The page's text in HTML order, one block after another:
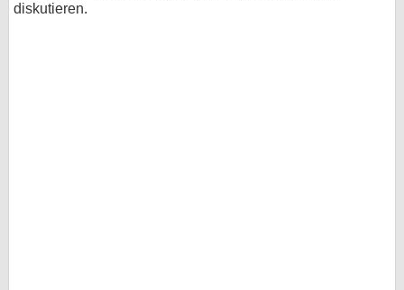
diskutieren.